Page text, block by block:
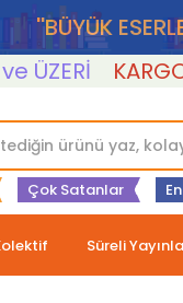
''BÜYÜK
KARGO
Çok Satanlar
Süreli